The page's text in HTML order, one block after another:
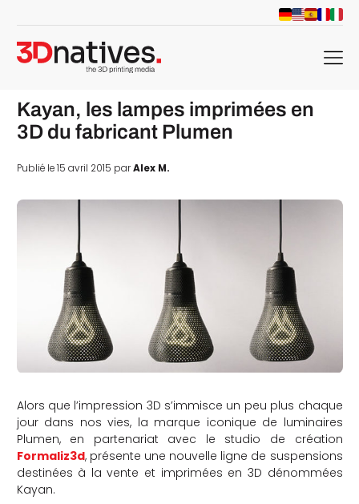
menu
Kayan, les lampes imprimées en
3D du fabricant Plumen
Publié le 15 avril 2015 parAlex M.
Alors que l’impression 3D s’immisce un peu plus chaque
jour dans nos vies, la marque iconique de luminaires
Plumen, en partenariat avec le studio de création
Formaliz3d, présente une nouvelle ligne de suspensions
destinées à la vente et imprimées en 3D dénommées
Kayan.